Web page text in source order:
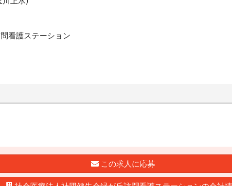
看護ステーション
この求人に応募